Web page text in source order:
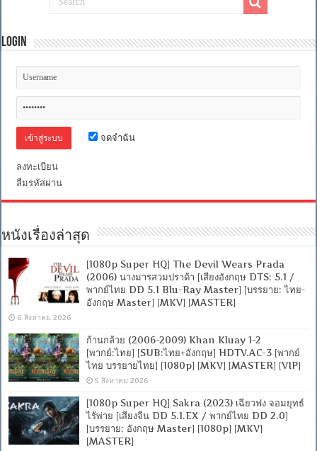
แดน
[Sub
Login
จดจำฉัน
ลงทะเบียน
ลืมรหัสผ่าน
หนังเรื่องล่าสุด
[1080p Super HQ] The Devil Wears Prada
(2006) นางมารสวมปราด้า [เสียงอังกฤษ DTS: 5.1 /
พากย์ไทย DD 5.1 Blu-Ray Master] [บรรยาย: ไทย-
อังกฤษ Master] [MKV] [MASTER]
6 สิงหาคม 2026
ก้านกล้วย (2006-2009) Khan Kluay 1-2
[พากย์:ไทย] [SUB:ไทย+อังกฤษ] HDTV.AC-3 [พากย์
ไทย บรรยายไทย] [1080p] [MKV] [MASTER] [VIP]
5 สิงหาคม 2026
[1080p Super HQ] Sakra (2023) เฉียวฟง จอมยุทธ์
ไร้พ่าย [เสียงจีน DD 5.1.EX / พากย์ไทย DD 2.0]
[บรรยาย: อังกฤษ Master] [1080p] [MKV]
[MASTER]